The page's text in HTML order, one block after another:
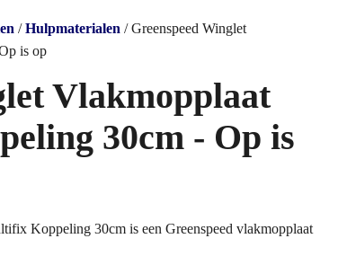
/Hulpmaterialen / Greenspeed Winglet
is op
Vlakmopplaat
30cm - Op is
Koppeling 30cm is een Greenspeed vlakmopplaat